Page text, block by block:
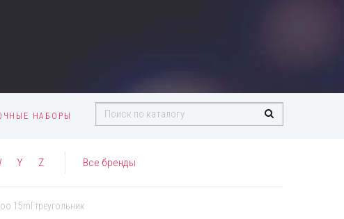
НАБОРЫ
Y Z Все бренды
15ml треугольник